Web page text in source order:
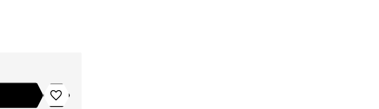
Toevoegen aan verlanglijstje